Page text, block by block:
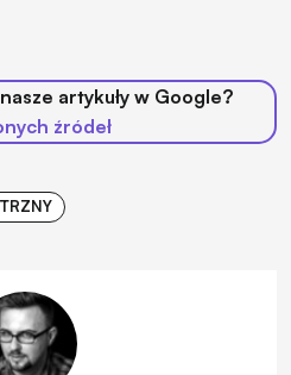
artykuły w Google?
źródeł